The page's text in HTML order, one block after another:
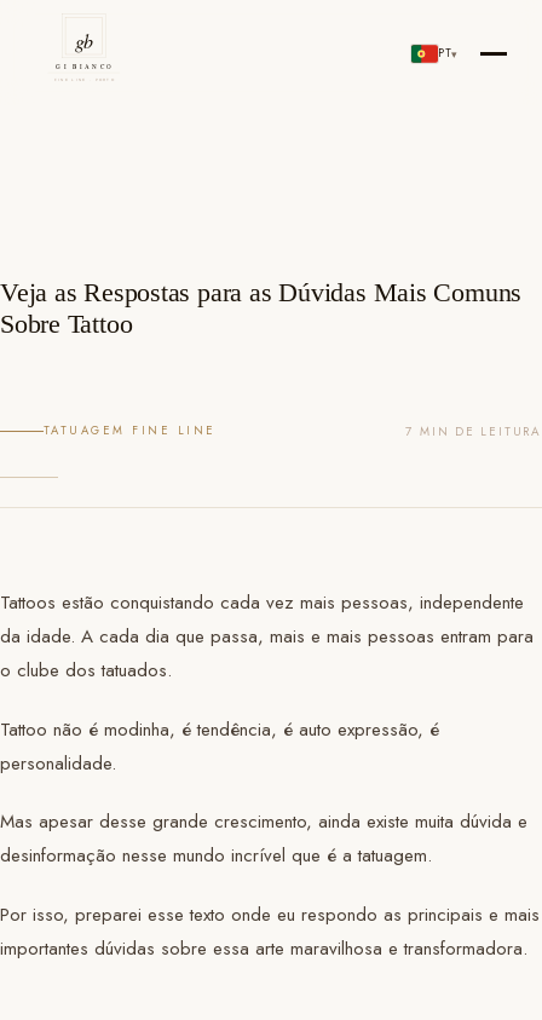
content
Gi Bianco Tattoo Porto
PT▾
Veja as Respostas para as Dúvidas Mais Comuns
Sobre Tattoo
TATUAGEM FINE LINE 7 MIN DE LEITURA
Tattoos estão conquistando cada vez mais pessoas, independente
da idade. A cada dia que passa, mais e mais pessoas entram para
o clube dos tatuados.
Tattoo não é modinha, é tendência, é auto expressão, é
personalidade.
Mas apesar desse grande crescimento, ainda existe muita dúvida e
desinformação nesse mundo incrível que é a tatuagem.
Por isso, preparei esse texto onde eu respondo as principais e mais
importantes dúvidas sobre essa arte maravilhosa e transformadora.